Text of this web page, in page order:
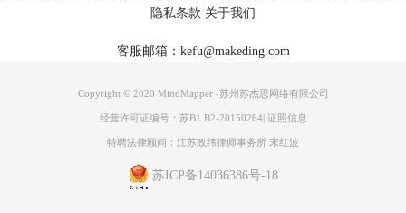
隐私条款 关于我们
客服邮箱：kefu@makeding.com
Copyright © 2020 MindMapper -苏州苏杰思网络有限公司
经营许可证编号：苏B1.B2-20150264| 证照信息
特聘法律顾问：江苏政纬律师事务所 宋红波
苏ICP备14036386号-18